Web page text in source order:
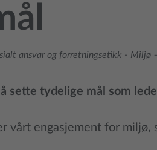
ansvar og forretningsetikk - Miljø
sette tydelige mål som
vårt engasjement for